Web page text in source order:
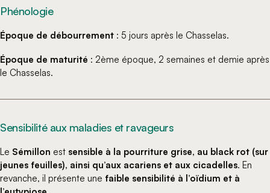
Phénologie
Époque de débourrement : 5 jours après le Chasselas.
Époque de maturité : 2ème époque, 2 semaines et demie après
le Chasselas.
Sensibilité aux maladies et ravageurs
Le Sémillon est sensible à la pourriture grise, au black rot (sur
jeunes feuilles), ainsi qu’aux acariens et aux cicadelles. En
revanche, il présente une faible sensibilité à l’oïdium et à